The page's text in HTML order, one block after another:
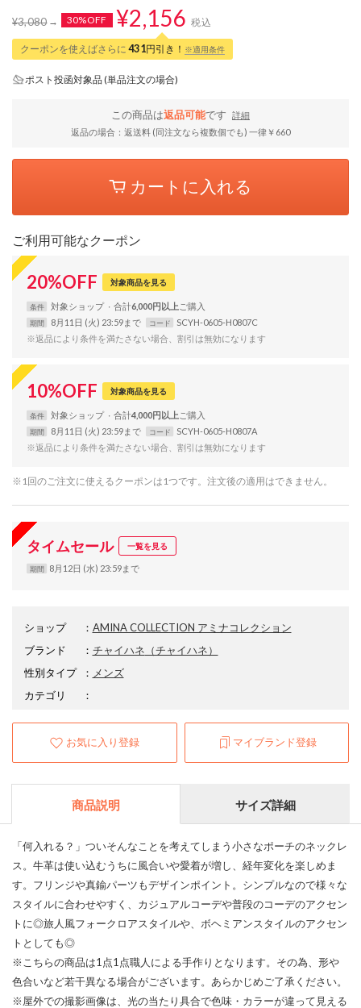
¥3,080 30%OFF ¥2,156 税込
クーポンを使えばさらに 431円引き！ ※適用条件
ポスト投函対象品 (単品注文の場合)
この商品は返品可能です
詳細
返品の場合：返送料 (同注文なら複数個でも) 一律￥660
カートに入れる
ご利用可能なクーポン
20%OFF 対象商品を見る
条件 対象ショップ 合計6,000円以上
期間 8月11日 (火) 23:59まで コード
SCYH-0605-H0807C
※返品により条件を満たさない場合、割引は無効になります
10%OFF 対象商品を見る
条件 対象ショップ 合計4,000円以上
期間 8月11日 (火) 23:59まで コード
SCYH-0605-H0807A
※返品により条件を満たさない場合、割引は無効になります
※1回のご注文に使えるクーポンは1つです。注文後の適用はできません。
タイムセール 一覧を見る
期間 8月12日 (水) 23:59まで
ショップ ： AMINA COLLECTION アミナコレクション
ブランド
： チャイハネ （チャイハネ）
性別タイプ
： メンズ
カテゴリ
：
お気に入り登録 マイブランド登録
商品説明 サイズ詳細
「何入れる？」ついそんなことを考えてしまう小さなポーチのネックレ
ス。牛革は使い込むうちに風合いや愛着が増し、経年変化を楽しめま
す。フリンジや真鍮パーツもデザインポイント。シンプルなので様々な
スタイルに合わせやすく、カジュアルコーデや普段のコーデのアクセン
トに◎旅人風フォークロアスタイルや、ボヘミアンスタイルのアクセン
トとしても◎
※こちらの商品は1点1点職人による手作りとなります。その為、形や
色合いなど若干異なる場合がございます。あらかじめご了承ください。
※屋外での撮影画像は、光の当たり具合で色味・カラーが違って見える